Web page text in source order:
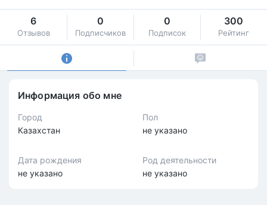
6
Отзывов
0
Подписчиков
0
Подписок
300
Рейтинг
Информация обо мне
Город
Казахстан
Пол
не указано
Дата рождения
не указано
Род деятельности
не указано